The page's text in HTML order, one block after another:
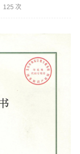
125 次